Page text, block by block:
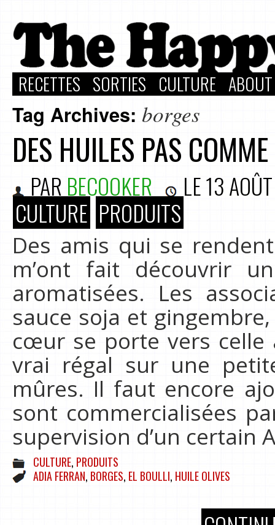
RECETTES SORTIES CULTURE
Tag Archives: borges
DES HUILES PAS
PAR BECOOKER LE13
CULTURE PRODUITS
Des amis qui se
m’ont fait découvrir
aromatisées. Les
sauce soja et
cœur se porte vers celle
vrai régal sur une
mûres. Il faut encore
sont commercialisées
supervision d’un certain
CULTURE, PRODUITS
ADIA FERRAN, BORGES, EL BOULLI, HUILE OLIVES